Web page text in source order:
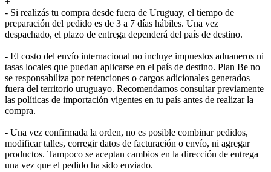
- Si realizás tu compra desde fuera de Uruguay, el tiempo de
preparación del pedido es de 3 a 7 días hábiles. Una vez
despachado, el plazo de entrega dependerá del país de destino.
- El costo del envío internacional no incluye impuestos aduaneros ni
tasas locales que puedan aplicarse en el país de destino. Plan Be no
se responsabiliza por retenciones o cargos adicionales generados
fuera del territorio uruguayo. Recomendamos consultar previamente
las políticas de importación vigentes en tu país antes de realizar la
compra.
- Una vez confirmada la orden, no es posible combinar pedidos,
modificar talles, corregir datos de facturación o envío, ni agregar
productos. Tampoco se aceptan cambios en la dirección de entrega
una vez que el pedido ha sido enviado.